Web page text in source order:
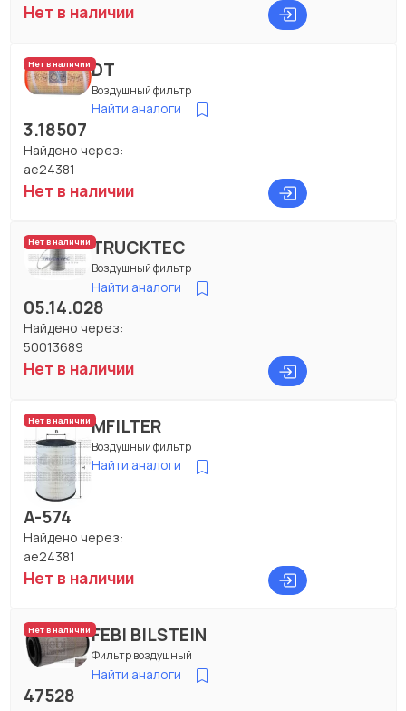
Нет в наличии
Нет в наличииDT
Воздушный фильтр
Найти аналоги
3.18507
Найдено через:
ae24381
Нет в наличии
Нет в наличииTRUCKTEC
Воздушный фильтр
Найти аналоги
05.14.028
Найдено через:
50013689
Нет в наличии
Нет в наличииMFILTER
Воздушный фильтр
Найти аналоги
A-574
Найдено через:
ae24381
Нет в наличии
Нет в наличииFEBI BILSTEIN
Фильтр воздушный
Найти аналоги
47528